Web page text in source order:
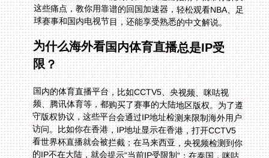
球赛事和国内电视节目，还能享受熟悉的中文解说。
为什么海外看国内体育直播总是IP受
限？
国内的体育直播平台，比如CCTV5、央视频、咪咕视
频、腾讯体育等，都购买了赛事的大陆地区版权。为了遵
守版权协议，这些平台会通过IP地址检测来限制海外用户
访问。比如你在香港，IP地址显示在香港，打开CCTV5
看世界杯直播就会被拦截；在马来西亚，央视频检测到你
的IP不在大陆，就会提示“当前IP受限制”；在泰国，咪咕
视频的中文直播也会因为同样的原因无法播放。这不是你